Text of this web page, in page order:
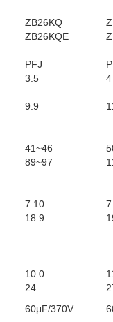
ZB26KQ
ZB26KQE
PFJ
3.5 4
9.9
41~46
89~97
7.10
18.9
10.0
24
60μF/370V